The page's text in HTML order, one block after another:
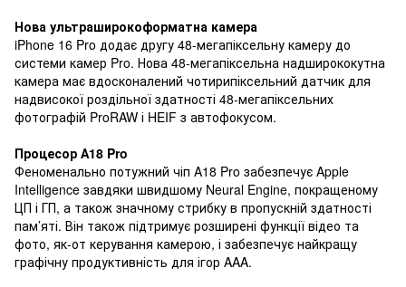
Нова ультраширокоформатна камера
iPhone 16 Pro додає другу 48-мегапіксельну камеру до
системи камер Pro. Нова 48-мегапіксельна надширококутна
камера має вдосконалений чотирипіксельний датчик для
надвисокої роздільної здатності 48-мегапіксельних
фотографій ProRAW і HEIF з автофокусом.
Процесор А18 Pro
Феноменально потужний чіп A18 Pro забезпечує Apple
Intelligence завдяки швидшому Neural Engine, покращеному
ЦП і ГП, а також значному стрибку в пропускній здатності
пам’яті. Він також підтримує розширені функції відео та
фото, як-от керування камерою, і забезпечує найкращу
графічну продуктивність для ігор AAA.